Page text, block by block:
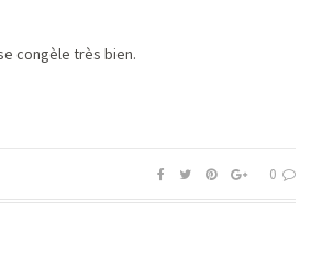
congèle très bien.
0